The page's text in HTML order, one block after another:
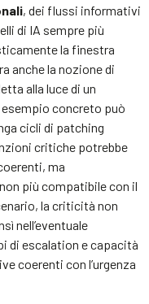
, dei flussi informativi
di IA sempre più
la finestra
anche la nozione di
alla luce di un
concreto può
cicli di patching
critiche potrebbe
ma
più compatibile con il
la criticità non
nell’eventuale
di escalation e capacità
coerenti con l’urgenza